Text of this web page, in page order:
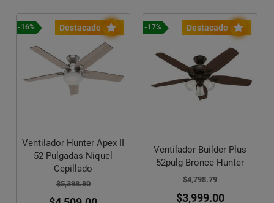
Destacado
-16%
Ventilador Hunter Apex II
52 Pulgadas Niquel
Cepillado
$5,398.80
Destacado
-17%
Ventilador Builder Plus
52pulg Bronce Hunter
$4,798.79
$3,999.00